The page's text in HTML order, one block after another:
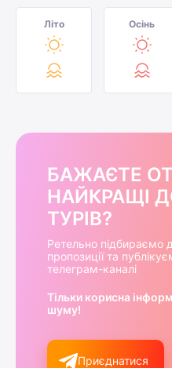
Літо Осінь
БАЖАЄТЕ
НАЙКРАЩІ
ТУРІВ?
Ретельно підбираємо
пропозиції та
телеграм-каналі
Тільки корисна
шуму!
Приєднатися